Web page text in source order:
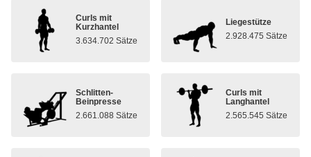
Curls mit
Kurzhantel
3.634.702 Sätze
Liegestütze
2.928.475 Sätze
Schlitten-
Beinpresse
2.661.088 Sätze
Curls mit
Langhantel
2.565.545 Sätze